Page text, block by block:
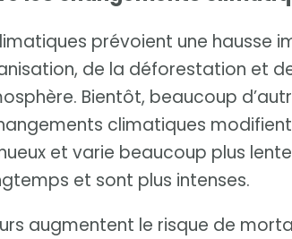
prévoient une hausse
de la déforestation et
Bientôt, beaucoup
climatiques
et varie beaucoup plus
et sont plus intenses.
augmentent le risque de